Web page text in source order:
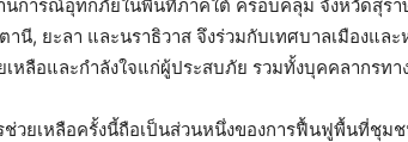
นการณ์อุทกภัยในพื้นที่ภาคใต้ ครอบคลุม จังหวัดสุรา
านี, ยะลา และนราธิวาส จึงร่วมกับเทศบาลเมืองแล
เหลือและกำลังใจแก่ผู้ประสบภัย รวมทั้งบุคคลากรท
ช่วยเหลือครั้งนี้ถือเป็นส่วนหนึ่งของการฟื้นฟูพื้นที่ชุม